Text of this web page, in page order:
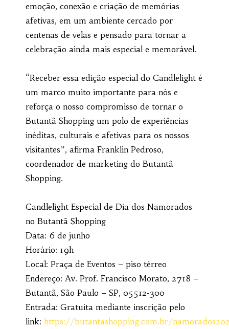
emoção, conexão e criação de memórias
afetivas, em um ambiente cercado por
centenas de velas e pensado para tornar a
celebração ainda mais especial e memorável.
“Receber essa edição especial do Candlelight é
um marco muito importante para nós e
reforça o nosso compromisso de tornar o
Butantã Shopping um polo de experiências
inéditas, culturais e afetivas para os nossos
visitantes”, afirma Franklin Pedroso,
coordenador de marketing do Butantã
Shopping.
Candlelight Especial de Dia dos Namorados
no Butantã Shopping
Data: 6 de junho
Horário: 19h
Local: Praça de Eventos – piso térreo
Endereço: Av. Prof. Francisco Morato, 2718 –
Butantã, São Paulo – SP, 05512-300
Entrada: Gratuita mediante inscrição pelo
link: https://butantashopping.com.br/